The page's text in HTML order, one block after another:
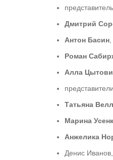
Дмитрий
Антон Басин
Роман
Алла
Татьяна
Марина
Анжелика
Денис